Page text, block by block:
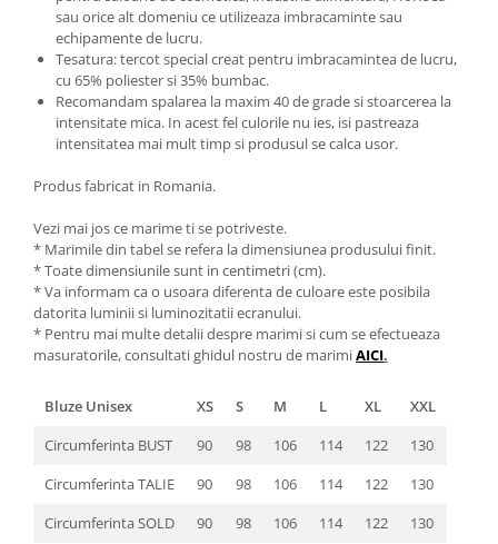
sau orice alt domeniu ce utilizeaza imbracaminte sau
echipamente de lucru.
Tesatura: tercot special creat pentru imbracamintea de lucru,
cu 65% poliester si 35% bumbac.
Recomandam spalarea la maxim 40 de grade si stoarcerea la
intensitate mica. In acest fel culorile nu ies, isi pastreaza
intensitatea mai mult timp si produsul se calca usor.
Produs fabricat in Romania.
Vezi mai jos ce marime ti se potriveste.
* Marimile din tabel se refera la dimensiunea produsului finit.
* Toate dimensiunile sunt in centimetri (cm).
* Va informam ca o usoara diferenta de culoare este posibila
datorita luminii si luminozitatii ecranului.
* Pentru mai multe detalii despre marimi si cum se efectueaza
masuratorile, consultati ghidul nostru de marimiAICI.
Bluze Unisex XS S M L XL
XXL
Circumferinta BUST
90 98 106 114 122
130
Circumferinta TALIE
90 98 106 114 122
130
Circumferinta SOLD
90 98 106 114 122
130